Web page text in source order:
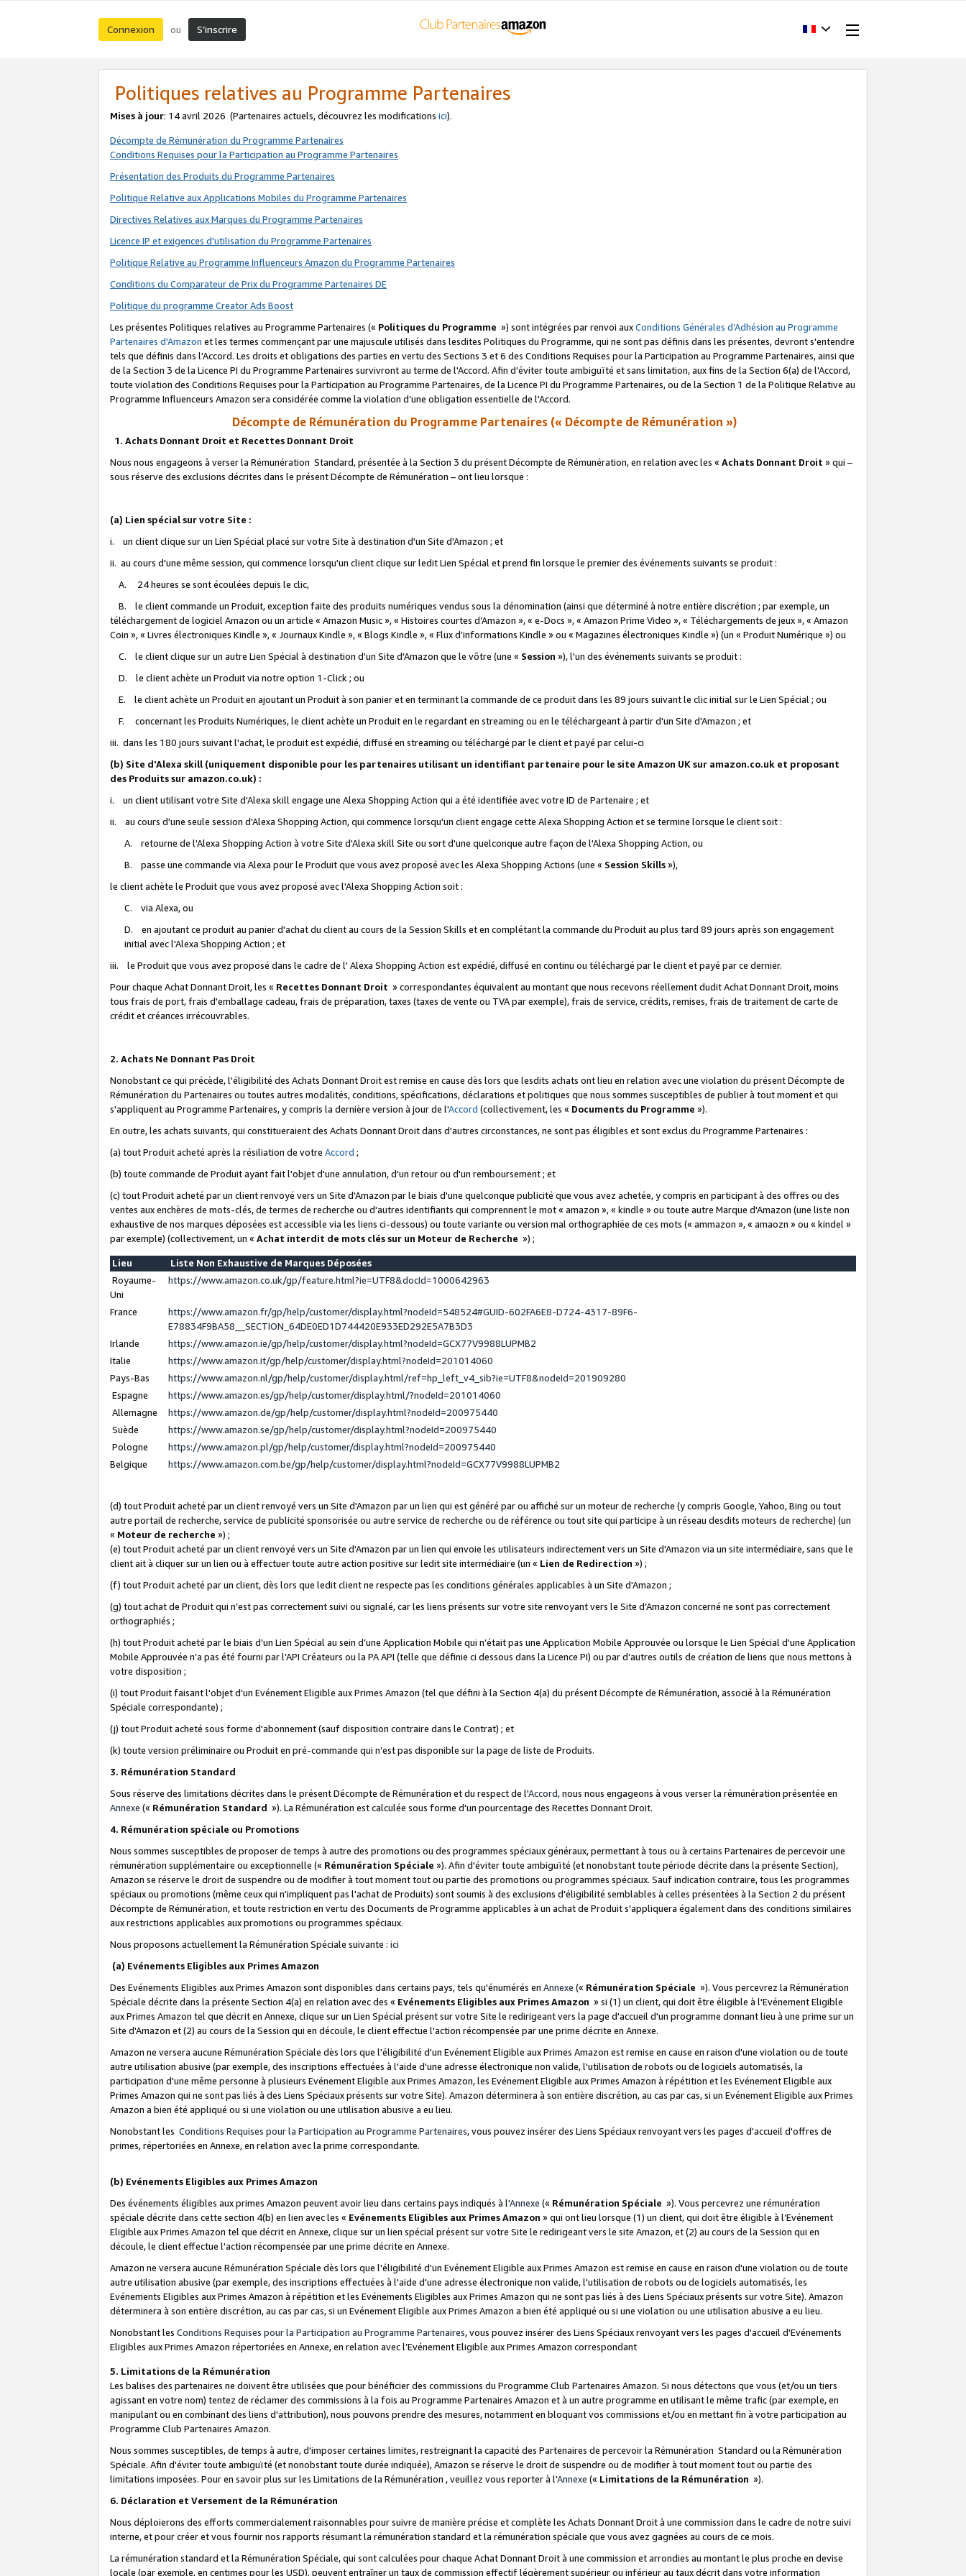
Connexion ou S’inscrire
Politiques relatives au Programme Partenaires
Mises à jour: 14 avril 2026 (Partenaires actuels, découvrez les modifications ici).
Décompte de Rémunération du Programme Partenaires
Conditions Requises pour la Participation au Programme Partenaires
Présentation des Produits du Programme Partenaires
Politique Relative aux Applications Mobiles du Programme Partenaires
Directives Relatives aux Marques du Programme Partenaires
Licence IP et exigences d'utilisation du Programme Partenaires
Politique Relative au Programme Influenceurs Amazon du Programme Partenaires
Conditions du Comparateur de Prix du Programme Partenaires DE
Politique du programme Creator Ads Boost
Les présentes Politiques relatives au Programme Partenaires (« Politiques du Programme ») sont intégrées par renvoi auxConditions Générales d’Adhésion au Programme
Partenaires d'Amazon et les termes commençant par une majuscule utilisés dans lesdites Politiques du Programme, qui ne sont pas définis dans les présentes, devront s'entendre
tels que définis dans l'Accord. Les droits et obligations des parties en vertu des Sections 3 et 6 des Conditions Requises pour la Participation au Programme Partenaires, ainsi que
de la Section 3 de la Licence PI du Programme Partenaires survivront au terme de l'Accord. Afin d’éviter toute ambiguïté et sans limitation, aux fins de la Section 6(a) de l'Accord,
toute violation des Conditions Requises pour la Participation au Programme Partenaires, de la Licence PI du Programme Partenaires, ou de la Section 1 de la Politique Relative au
Programme Influenceurs Amazon sera considérée comme la violation d’une obligation essentielle de l'Accord.
Décompte de Rémunération du Programme Partenaires (« Décompte de Rémunération »)
1. Achats Donnant Droit et Recettes Donnant Droit
Nous nous engageons à verser la Rémunération Standard, présentée à la Section 3 du présent Décompte de Rémunération, en relation avec les « Achats Donnant Droit » qui –
sous réserve des exclusions décrites dans le présent Décompte de Rémunération – ont lieu lorsque :
(a) Lien spécial sur votre Site :
i. un client clique sur un Lien Spécial placé sur votre Site à destination d'un Site d'Amazon ; et
ii. au cours d'une même session, qui commence lorsqu'un client clique sur ledit Lien Spécial et prend fin lorsque le premier des événements suivants se produit :
A. 24 heures se sont écoulées depuis le clic,
B. le client commande un Produit, exception faite des produits numériques vendus sous la dénomination (ainsi que déterminé à notre entière discrétion ; par exemple, un
téléchargement de logiciel Amazon ou un article « Amazon Music », « Histoires courtes d’Amazon », « e-Docs », « Amazon Prime Video », « Téléchargements de jeux », « Amazon
Coin », « Livres électroniques Kindle », « Journaux Kindle », « Blogs Kindle », « Flux d’informations Kindle » ou « Magazines électroniques Kindle ») (un « Produit Numérique ») ou
C. le client clique sur un autre Lien Spécial à destination d'un Site d'Amazon que le vôtre (une « Session »), l'un des événements suivants se produit :
D. le client achète un Produit via notre option 1-Click ; ou
E. le client achète un Produit en ajoutant un Produit à son panier et en terminant la commande de ce produit dans les 89 jours suivant le clic initial sur le Lien Spécial ; ou
F. concernant les Produits Numériques, le client achète un Produit en le regardant en streaming ou en le téléchargeant à partir d'un Site d'Amazon ; et
iii. dans les 180 jours suivant l'achat, le produit est expédié, diffusé en streaming ou téléchargé par le client et payé par celui-ci
(b) Site d'Alexa skill (uniquement disponible pour les partenaires utilisant un identifiant partenaire pour le site Amazon UK sur amazon.co.uk et proposant
des Produits sur amazon.co.uk) :
i. un client utilisant votre Site d'Alexa skill engage une Alexa Shopping Action qui a été identifiée avec votre ID de Partenaire ; et
ii. au cours d'une seule session d'Alexa Shopping Action, qui commence lorsqu'un client engage cette Alexa Shopping Action et se termine lorsque le client soit :
A. retourne de l'Alexa Shopping Action à votre Site d'Alexa skill Site ou sort d'une quelconque autre façon de l'Alexa Shopping Action, ou
B. passe une commande via Alexa pour le Produit que vous avez proposé avec les Alexa Shopping Actions (une « Session Skills»),
le client achète le Produit que vous avez proposé avec l'Alexa Shopping Action soit :
C. via Alexa, ou
D. en ajoutant ce produit au panier d'achat du client au cours de la Session Skills et en complétant la commande du Produit au plus tard 89 jours après son engagement
initial avec l'Alexa Shopping Action ; et
iii. le Produit que vous avez proposé dans le cadre de l' Alexa Shopping Action est expédié, diffusé en continu ou téléchargé par le client et payé par ce dernier.
Pour chaque Achat Donnant Droit, les « Recettes Donnant Droit » correspondantes équivalent au montant que nous recevons réellement dudit Achat Donnant Droit, moins
tous frais de port, frais d'emballage cadeau, frais de préparation, taxes (taxes de vente ou TVA par exemple), frais de service, crédits, remises, frais de traitement de carte de
crédit et créances irrécouvrables.
2. Achats Ne Donnant Pas Droit
Nonobstant ce qui précède, l'éligibilité des Achats Donnant Droit est remise en cause dès lors que lesdits achats ont lieu en relation avec une violation du présent Décompte de
Rémunération du Partenaires ou toutes autres modalités, conditions, spécifications, déclarations et politiques que nous sommes susceptibles de publier à tout moment et qui
s'appliquent au Programme Partenaires, y compris la dernière version à jour de l'Accord (collectivement, les « Documents du Programme »).
En outre, les achats suivants, qui constitueraient des Achats Donnant Droit dans d'autres circonstances, ne sont pas éligibles et sont exclus du Programme Partenaires :
(a) tout Produit acheté après la résiliation de votre Accord ;
(b) toute commande de Produit ayant fait l'objet d'une annulation, d'un retour ou d'un remboursement ; et
(c) tout Produit acheté par un client renvoyé vers un Site d'Amazon par le biais d'une quelconque publicité que vous avez achetée, y compris en participant à des offres ou des
ventes aux enchères de mots-clés, de termes de recherche ou d'autres identifiants qui comprennent le mot « amazon », « kindle » ou toute autre Marque d'Amazon (une liste non
exhaustive de nos marques déposées est accessible via les liens ci-dessous) ou toute variante ou version mal orthographiée de ces mots (« ammazon », « amaozn » ou « kindel »
par exemple) (collectivement, un « Achat interdit de mots clés sur un Moteur de Recherche ») ;
Lieu
Liste Non Exhaustive de Marques Déposées
Royaume-
Uni
https://www.amazon.co.uk/gp/feature.html?ie=UTF8&docId=1000642963
France
https://www.amazon.fr/gp/help/customer/display.html?nodeId=548524#GUID-602FA6E8-D724-4317-89F6-
E78834F9BA58__SECTION_64DE0ED1D744420E933ED292E5A7B3D3
Irlande
https://www.amazon.ie/gp/help/customer/display.html?nodeId=GCX77V9988LUPMB2
Italie
https://www.amazon.it/gp/help/customer/display.html?nodeId=201014060
Pays-Bas
https://www.amazon.nl/gp/help/customer/display.html/ref=hp_left_v4_sib?ie=UTF8&nodeId=201909280
Espagne
https://www.amazon.es/gp/help/customer/display.html/?nodeId=201014060
Allemagne
https://www.amazon.de/gp/help/customer/display.html?nodeId=200975440
Suède
https://www.amazon.se/gp/help/customer/display.html?nodeId=200975440
Pologne
https://www.amazon.pl/gp/help/customer/display.html?nodeId=200975440
Belgique
https://www.amazon.com.be/gp/help/customer/display.html?nodeId=GCX77V9988LUPMB2
(d) tout Produit acheté par un client renvoyé vers un Site d'Amazon par un lien qui est généré par ou affiché sur un moteur de recherche (y compris Google, Yahoo, Bing ou tout
autre portail de recherche, service de publicité sponsorisée ou autre service de recherche ou de référence ou tout site qui participe à un réseau desdits moteurs de recherche) (un
« Moteur de recherche ») ;
(e) tout Produit acheté par un client renvoyé vers un Site d'Amazon par un lien qui envoie les utilisateurs indirectement vers un Site d'Amazon via un site intermédiaire, sans que le
client ait à cliquer sur un lien ou à effectuer toute autre action positive sur ledit site intermédiaire (un « Lien de Redirection ») ;
(f) tout Produit acheté par un client, dès lors que ledit client ne respecte pas les conditions générales applicables à un Site d'Amazon ;
(g) tout achat de Produit qui n’est pas correctement suivi ou signalé, car les liens présents sur votre site renvoyant vers le Site d’Amazon concerné ne sont pas correctement
orthographiés ;
(h) tout Produit acheté par le biais d’un Lien Spécial au sein d’une Application Mobile qui n’était pas une Application Mobile Approuvée ou lorsque le Lien Spécial d'une Application
Mobile Approuvée n’a pas été fourni par l’API Créateurs ou la PA API (telle que définie ci dessous dans la Licence PI) ou par d’autres outils de création de liens que nous mettons à
votre disposition ;
(i) tout Produit faisant l'objet d'un Evénement Eligible aux Primes Amazon (tel que défini à la Section 4(a) du présent Décompte de Rémunération, associé à la Rémunération
Spéciale correspondante) ;
(j) tout Produit acheté sous forme d'abonnement (sauf disposition contraire dans le Contrat) ; et
(k) toute version préliminaire ou Produit en pré-commande qui n’est pas disponible sur la page de liste de Produits.
3. Rémunération Standard
Sous réserve des limitations décrites dans le présent Décompte de Rémunération et du respect de l'Accord, nous nous engageons à vous verser la rémunération présentée en
Annexe (« Rémunération Standard »). La Rémunération est calculée sous forme d'un pourcentage des Recettes Donnant Droit.
4. Rémunération spéciale ou Promotions
Nous sommes susceptibles de proposer de temps à autre des promotions ou des programmes spéciaux généraux, permettant à tous ou à certains Partenaires de percevoir une
rémunération supplémentaire ou exceptionnelle (« Rémunération Spéciale »). Afin d'éviter toute ambiguïté (et nonobstant toute période décrite dans la présente Section),
Amazon se réserve le droit de suspendre ou de modifier à tout moment tout ou partie des promotions ou programmes spéciaux. Sauf indication contraire, tous les programmes
spéciaux ou promotions (même ceux qui n'impliquent pas l'achat de Produits) sont soumis à des exclusions d'éligibilité semblables à celles présentées à la Section 2 du présent
Décompte de Rémunération, et toute restriction en vertu des Documents de Programme applicables à un achat de Produit s'appliquera également dans des conditions similaires
aux restrictions applicables aux promotions ou programmes spéciaux.
Nous proposons actuellement la Rémunération Spéciale suivante : ici
(a) Evénements Eligibles aux Primes Amazon
Des Evénements Eligibles aux Primes Amazon sont disponibles dans certains pays, tels qu'énumérés en Annexe (« Rémunération Spéciale »). Vous percevrez la Rémunération
Spéciale décrite dans la présente Section 4(a) en relation avec des « Evénements Eligibles aux Primes Amazon » si (1) un client, qui doit être éligible à l'Evénement Eligible
aux Primes Amazon tel que décrit en Annexe, clique sur un Lien Spécial présent sur votre Site le redirigeant vers la page d'accueil d'un programme donnant lieu à une prime sur un
Site d'Amazon et (2) au cours de la Session qui en découle, le client effectue l'action récompensée par une prime décrite en Annexe.
Amazon ne versera aucune Rémunération Spéciale dès lors que l'éligibilité d'un Evénement Eligible aux Primes Amazon est remise en cause en raison d'une violation ou de toute
autre utilisation abusive (par exemple, des inscriptions effectuées à l'aide d'une adresse électronique non valide, l'utilisation de robots ou de logiciels automatisés, la
participation d'une même personne à plusieurs Evénement Eligible aux Primes Amazon, les Evénement Eligible aux Primes Amazon à répétition et les Evénement Eligible aux
Primes Amazon qui ne sont pas liés à des Liens Spéciaux présents sur votre Site). Amazon déterminera à son entière discrétion, au cas par cas, si un Evénement Eligible aux Primes
Amazon a bien été appliqué ou si une violation ou une utilisation abusive a eu lieu.
Nonobstant les Conditions Requises pour la Participation au Programme Partenaires, vous pouvez insérer des Liens Spéciaux renvoyant vers les pages d'accueil d'offres de
primes, répertoriées en Annexe, en relation avec la prime correspondante.
(b) Evénements Eligibles aux Primes Amazon
Des événements éligibles aux primes Amazon peuvent avoir lieu dans certains pays indiqués à l'Annexe (« Rémunération Spéciale »). Vous percevrez une rémunération
spéciale décrite dans cette section 4(b) en lien avec les « Evénements Eligibles aux Primes Amazon » qui ont lieu lorsque (1) un client, qui doit être éligible à l’Evénement
Eligible aux Primes Amazon tel que décrit en Annexe, clique sur un lien spécial présent sur votre Site le redirigeant vers le site Amazon, et (2) au cours de la Session qui en
découle, le client effectue l'action récompensée par une prime décrite en Annexe.
Amazon ne versera aucune Rémunération Spéciale dès lors que l'éligibilité d'un Evénement Eligible aux Primes Amazon est remise en cause en raison d'une violation ou de toute
autre utilisation abusive (par exemple, des inscriptions effectuées à l'aide d'une adresse électronique non valide, l'utilisation de robots ou de logiciels automatisés, les
Evénements Eligibles aux Primes Amazon à répétition et les Evénements Eligibles aux Primes Amazon qui ne sont pas liés à des Liens Spéciaux présents sur votre Site). Amazon
déterminera à son entière discrétion, au cas par cas, si un Evénement Eligible aux Primes Amazon a bien été appliqué ou si une violation ou une utilisation abusive a eu lieu.
Nonobstant les Conditions Requises pour la Participation au Programme Partenaires, vous pouvez insérer des Liens Spéciaux renvoyant vers les pages d'accueil d'Evénements
Eligibles aux Primes Amazon répertoriées en Annexe, en relation avec l’Evénement Eligible aux Primes Amazon correspondant
5. Limitations de la Rémunération
Les balises des partenaires ne doivent être utilisées que pour bénéficier des commissions du Programme Club Partenaires Amazon. Si nous détectons que vous (et/ou un tiers
agissant en votre nom) tentez de réclamer des commissions à la fois au Programme Partenaires Amazon et à un autre programme en utilisant le même trafic (par exemple, en
manipulant ou en combinant des liens d'attribution), nous pouvons prendre des mesures, notamment en bloquant vos commissions et/ou en mettant fin à votre participation au
Programme Club Partenaires Amazon.
Nous sommes susceptibles, de temps à autre, d'imposer certaines limites, restreignant la capacité des Partenaires de percevoir la Rémunération Standard ou la Rémunération
Spéciale. Afin d'éviter toute ambiguïté (et nonobstant toute durée indiquée), Amazon se réserve le droit de suspendre ou de modifier à tout moment tout ou partie des
limitations imposées. Pour en savoir plus sur les Limitations de la Rémunération , veuillez vous reporter à l'Annexe (« Limitations de la Rémunération »).
6. Déclaration et Versement de la Rémunération
Nous déploierons des efforts commercialement raisonnables pour suivre de manière précise et complète les Achats Donnant Droit à une commission dans le cadre de notre suivi
interne, et pour créer et vous fournir nos rapports résumant la rémunération standard et la rémunération spéciale que vous avez gagnées au cours de ce mois.
La rémunération standard et la Rémunération Spéciale, qui sont calculées pour chaque Achat Donnant Droit à une commission et arrondies au montant le plus proche en devise
locale (par exemple, en centimes pour les USD), peuvent entraîner un taux de commission effectif légèrement supérieur ou inférieur au taux décrit dans votre information